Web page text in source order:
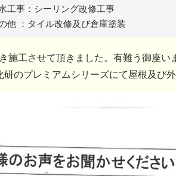
工事：シーリング改修工事
他 ：タイル改修及び倉庫塗装
施工させて頂きました。有難う御座
のプレミアムシリーズにて屋根及び